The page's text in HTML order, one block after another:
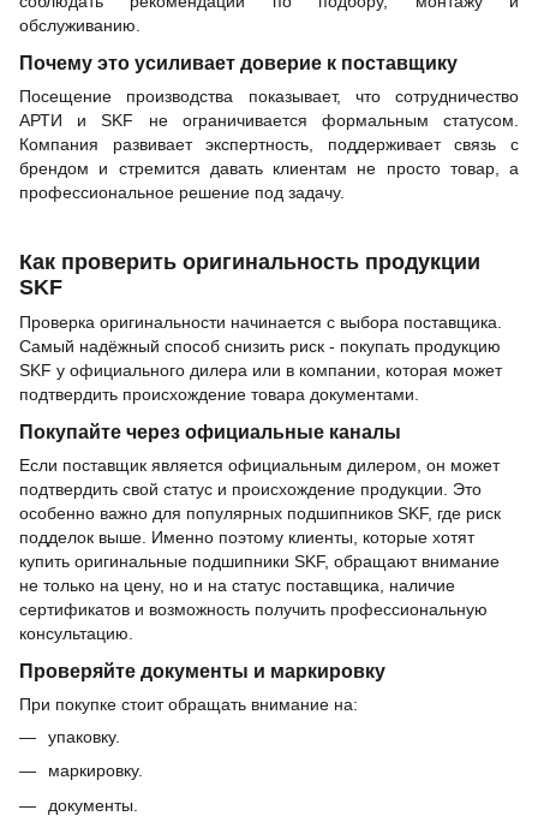
обслуживанию.
Почему это усиливает доверие к поставщику
Посещение производства показывает, что сотрудничество
АРТИ и SKF не ограничивается формальным статусом.
Компания развивает экспертность, поддерживает связь с
брендом и стремится давать клиентам не просто товар, а
профессиональное решение под задачу.
Как проверить оригинальность продукции
SKF
Проверка оригинальности начинается с выбора поставщика.
Самый надёжный способ снизить риск - покупать продукцию
SKF у официального дилера или в компании, которая может
подтвердить происхождение товара документами.
Покупайте через официальные каналы
Если поставщик является официальным дилером, он может
подтвердить свой статус и происхождение продукции. Это
особенно важно для популярных подшипников SKF, где риск
подделок выше. Именно поэтому клиенты, которые хотят
купить оригинальные подшипники SKF, обращают внимание
не только на цену, но и на статус поставщика, наличие
сертификатов и возможность получить профессиональную
консультацию.
Проверяйте документы и маркировку
При покупке стоит обращать внимание на:
упаковку.
маркировку.
документы.